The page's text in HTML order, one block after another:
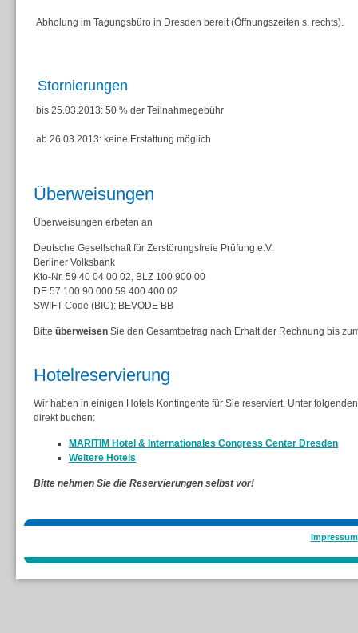
Abholung im Tagungsbüro in Dresden bereit (Öffnungszeiten s. rechts).
Stornierungen
bis 25.03.2013: 50 % der Teilnahmegebühr
ab 26.03.2013: keine Erstattung möglich
Überweisungen
Überweisungen erbeten an
Deutsche Gesellschaft für Zerstörungsfreie Prüfung e.V.
Berliner Volksbank
Kto-Nr. 59 40 04 00 02, BLZ 100 900 00
DE 57 100 90 000 59 400 400 02
SWIFT Code (BIC): BEVODE BB
Bitte überweisen Sie den Gesamtbetrag nach Erhalt der Rechnung bis
Hotelreservierung
Wir haben in einigen Hotels Kontingente für Sie reserviert. Unter
direkt buchen:
MARITIM Hotel & Internationales Congress Center Dresden
Weitere Hotels
Bitte nehmen Sie die Reservierungen selbst vor!
Impressum